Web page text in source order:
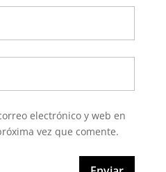
electrónico y web en
vez que comente.